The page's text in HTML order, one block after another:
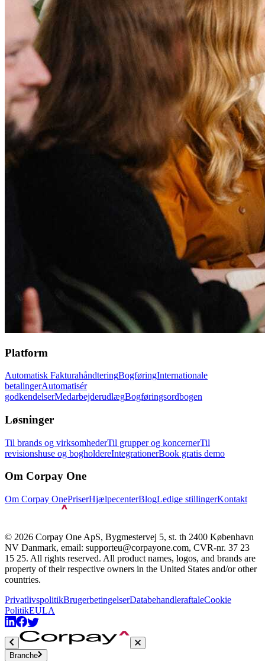
Platform
Automatisk FakturahåndteringBogføringInternationale
betalingerAutomatisér
godkendelserMedarbejderudlægBogføringsordbogen
Løsninger
Til brands og virksomhederTil grupper og koncernerTil
revisionshuse og bogholdereIntegrationerBook gratis demo
Om Corpay One
Om Corpay OnePriserHjælpecenterBlogLedige stillingerKontakt
© 2026 Corpay One ApS, Bygmestervej 5, st. th 2400 København
NV Danmark, email: supporteu@corpayone.com, CVR-nr. 37 23
15 25. All rights reserved. All product names, logos, and brands are
property of their respective owners in the United States and/or other
countries.
PrivatlivspolitikBrugerbetingelserDatabehandleraftaleCookie
PolitikEULA
Branche